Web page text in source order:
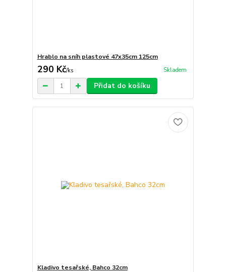
Hrablo na sníh plastové 47x35cm 125cm
290 Kč/ks Skladem
Přidat do košíku
Kladivo tesařské, Bahco 32cm